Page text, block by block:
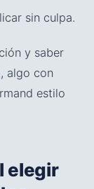
sin culpa.
y saber
algo con
estilo
elegir